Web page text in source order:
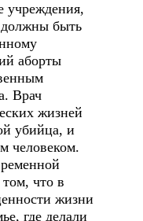
учреждения,
быть
аборты
Врач
жизней
убийца, и
человеком.
что в
жизни
где делали